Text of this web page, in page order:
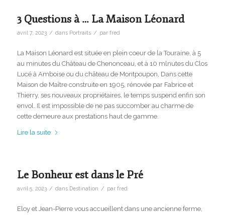
3 Questions à … La Maison Léonard
avril 7, 2023 / dans Portraits / par fred
La Maison Léonard est située en plein coeur de la Touraine, à 5
au minutes du Château de Chenonceau, et à 10 mlnutes du Clos
Lucé à Amboise ou du château de Montpoupon, Dans cette
Maison de Maître construite en 1905, rénovée par Fabrice et
Thierry, ses nouveaux propriétaires, le temps suspend enfin son
envol. Il est impossible de ne pas succomber au charme de
cette demeure aux prestations haut de gamme.
Lire la suite
Le Bonheur est dans le Pré
avril 5, 2023 / dans Destination / par fred
Eloy et Jean-Pierre vous accueillent dans une ancienne ferme,